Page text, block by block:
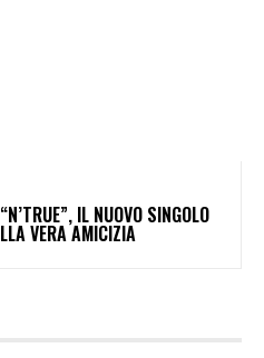
IL NUOVO SINGOLO
VERA AMICIZIA